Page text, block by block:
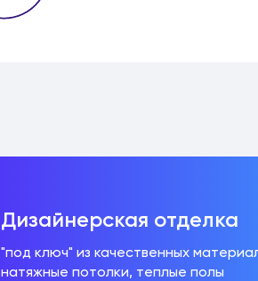
Дизайнерская отделка
"под ключ" из качественных
натяжные потолки, теплые полы